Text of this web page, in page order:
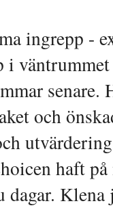
ingrepp -
och
haft
dagar.